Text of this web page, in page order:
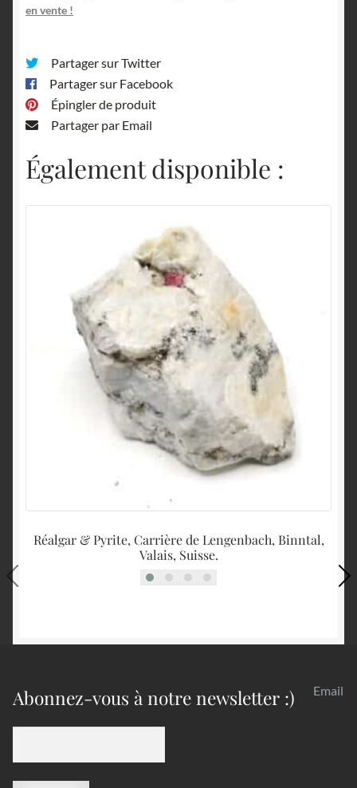
en vente !
Partager sur Twitter
Partager sur Facebook
Épingler de produit
Partager par Email
Également disponible :
Réalgar & Pyrite, Carrière de Lengenbach, Binntal,
Valais, Suisse.
Abonnez-vous à notre newsletter :) Email